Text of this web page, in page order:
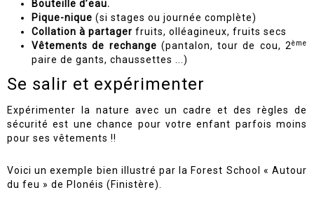
Bouteille d’eau.
Pique-nique (si stages ou journée complète)
Collation à partager fruits, olléagineux, fruits secs
Vêtements de rechange (pantalon, tour de cou, 2ème
paire de gants, chaussettes ...)
Se salir et expérimenter
Expérimenter la nature avec un cadre et des règles de
sécurité est une chance pour votre enfant parfois moins
pour ses vêtements !!
Voici un exemple bien illustré par la Forest School « Autour
du feu » de Plonéis (Finistère).